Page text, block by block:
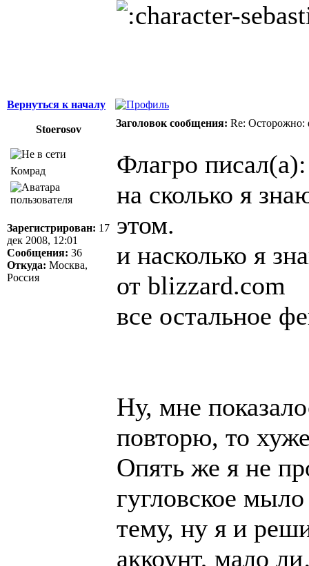
Вернуться к началу
Stoerosov
Заголовок сообщения: Re: Осторожно:
Комрад
Зарегистрирован: 17
дек 2008, 12:01
Сообщения: 36
Откуда: Москва,
Россия
Флагро писал(а):
на сколько я
этом.
и насколько я
от blizzard.com
все остальное
Ну, мне
повторю, то
Опять же я не
гугловское
тему, ну я и
аккоунт, мало